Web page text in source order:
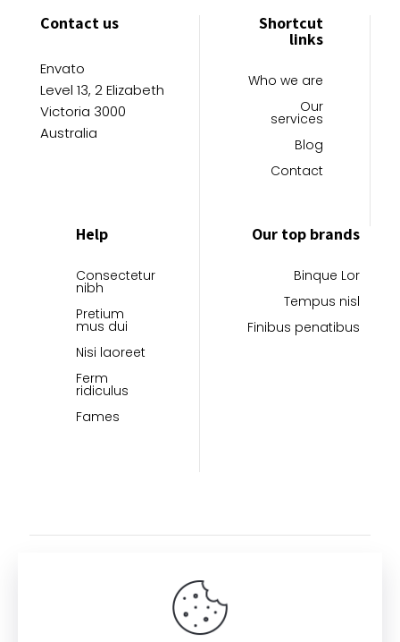
Contact us
Envato
Level 13, 2 Elizabeth
Victoria 3000
Australia
Shortcut
links
Who we are
Our
services
Blog
Contact
Help
Consectetur
nibh
Pretium
mus dui
Nisi laoreet
Ferm
ridiculus
Fames
Our top brands
Binque Lor
Tempus nisl
Finibus penatibus